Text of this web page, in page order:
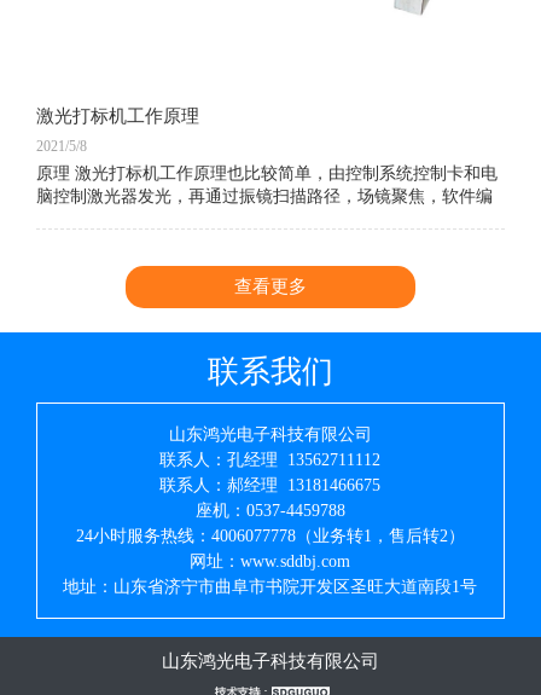
激光打标机工作原理
2021/5/8
原理 激光打标机工作原理也比较简单，由控制系统控制卡和电
脑控制激光器发光，再通过振镜扫描路径，场镜聚焦，软件编
查看更多
联系我们
山东鸿光电子科技有限公司
联系人：孔经理 13562711112
联系人：郝经理 13181466675
座机：0537-4459788
24小时服务热线：4006077778（业务转1，售后转2）
网址：www.sddbj.com
地址：山东省济宁市曲阜市书院开发区圣旺大道南段1号
山东鸿光电子科技有限公司